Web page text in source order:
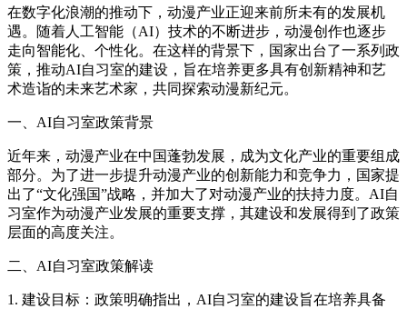
在数字化浪潮的推动下，动漫产业正迎来前所未有的发展机
遇。随着人工智能（AI）技术的不断进步，动漫创作也逐步
走向智能化、个性化。在这样的背景下，国家出台了一系列政
策，推动AI自习室的建设，旨在培养更多具有创新精神和艺
术造诣的未来艺术家，共同探索动漫新纪元。
一、AI自习室政策背景
近年来，动漫产业在中国蓬勃发展，成为文化产业的重要组成
部分。为了进一步提升动漫产业的创新能力和竞争力，国家提
出了“文化强国”战略，并加大了对动漫产业的扶持力度。AI自
习室作为动漫产业发展的重要支撑，其建设和发展得到了政策
层面的高度关注。
二、AI自习室政策解读
1. 建设目标：政策明确指出，AI自习室的建设旨在培养具备